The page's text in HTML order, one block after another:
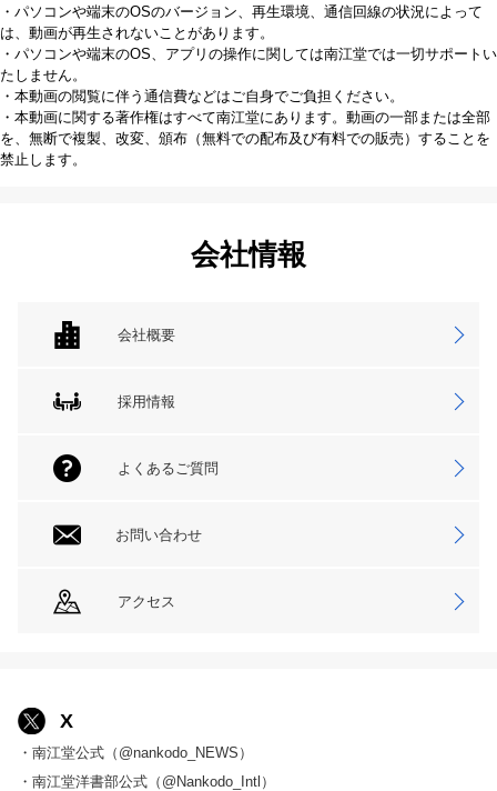
・パソコンや端末のOSのバージョン、再生環境、通信回線の状況によって
は、動画が再生されないことがあります。
・パソコンや端末のOS、アプリの操作に関しては南江堂では一切サポートい
たしません。
・本動画の閲覧に伴う通信費などはご自身でご負担ください。
・本動画に関する著作権はすべて南江堂にあります。動画の一部または全部
を、無断で複製、改変、頒布（無料での配布及び有料での販売）することを
禁止します。
会社情報
会社概要
採用情報
よくあるご質問
お問い合わせ
アクセス
X
・南江堂公式（@nankodo_NEWS）
・南江堂洋書部公式（@Nankodo_Intl）